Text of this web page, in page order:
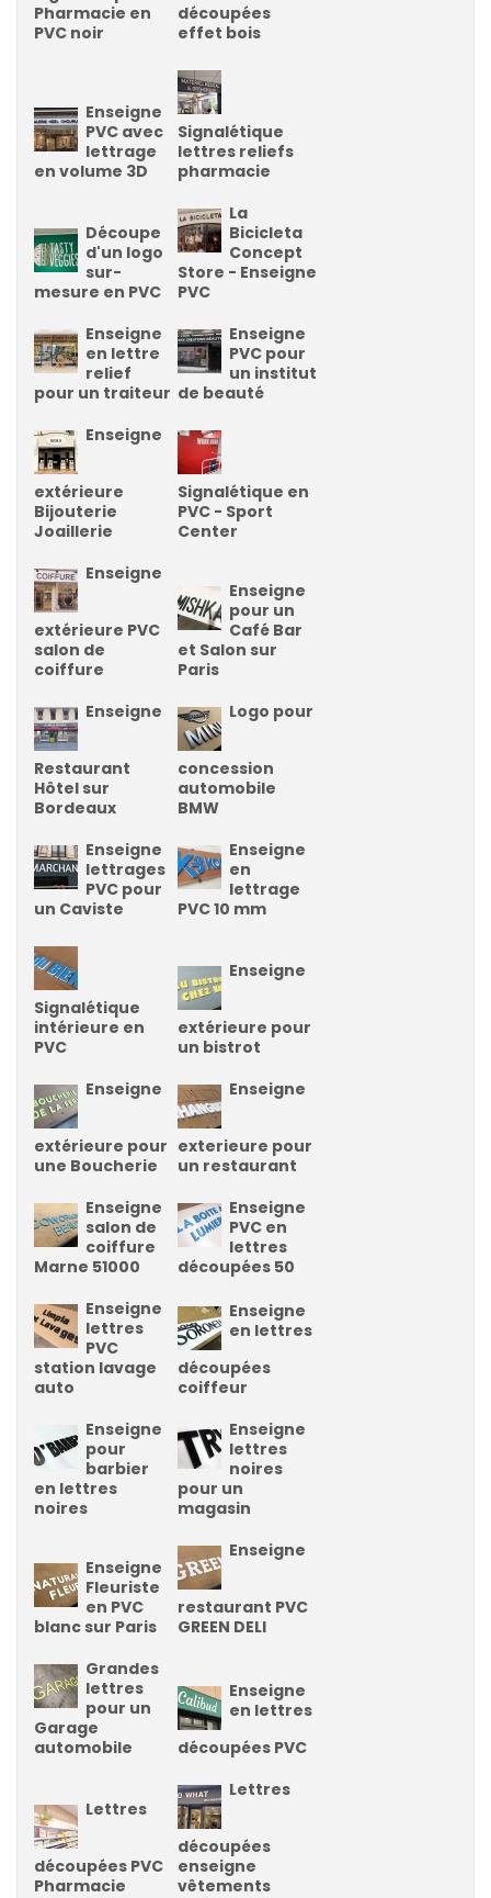
Pharmacie en
PVC noir
découpées
effet bois
Enseigne
PVC avec
lettrage
en volume 3D
Signalétique
lettres reliefs
pharmacie
Découpe
d'un logo
sur-
mesure en PVC
La
Bicicleta
Concept
Store - Enseigne
PVC
Enseigne
en lettre
relief
pour un traiteur
Enseigne
PVC pour
un institut
de beauté
Enseigne
extérieure
Bijouterie
Joaillerie
Signalétique en
PVC - Sport
Center
Enseigne
extérieure PVC
salon de
coiffure
Enseigne
pour un
Café Bar
et Salon sur
Paris
Enseigne
Restaurant
Hôtel sur
Bordeaux
Logo pour
concession
automobile
BMW
Enseigne
lettrages
PVC pour
un Caviste
Enseigne
en
lettrage
PVC 10 mm
Signalétique
intérieure en
PVC
Enseigne
extérieure pour
un bistrot
Enseigne
extérieure pour
une Boucherie
Enseigne
exterieure pour
un restaurant
Enseigne
salon de
coiffure
Marne 51000
Enseigne
PVC en
lettres
découpées 50
Enseigne
lettres
PVC
station lavage
auto
Enseigne
en lettres
découpées
coiffeur
Enseigne
pour
barbier
en lettres
noires
Enseigne
lettres
noires
pour un
magasin
Enseigne
Fleuriste
en PVC
blanc sur Paris
Enseigne
restaurant PVC
GREEN DELI
Grandes
lettres
pour un
Garage
automobile
Enseigne
en lettres
découpées PVC
Lettres
découpées PVC
Pharmacie
Lettres
découpées
enseigne
vêtements